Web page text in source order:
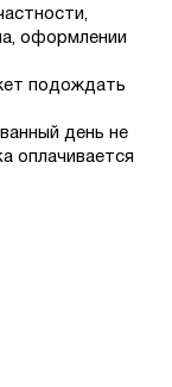
оформлении
подождать
день не
оплачивается